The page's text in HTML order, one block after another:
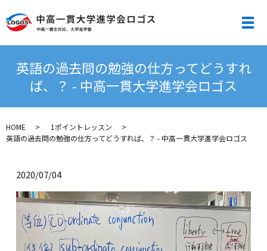
メ
英語の過去問の勉強の仕方ってどうすれ
ば、？ - 中高一貫大学進学会ロゴス
HOME
1ポイントレッスン
英語の過去問の勉強の仕方ってどうすれば、？ - 中高一貫大学進学会ロゴス
2020/07/04